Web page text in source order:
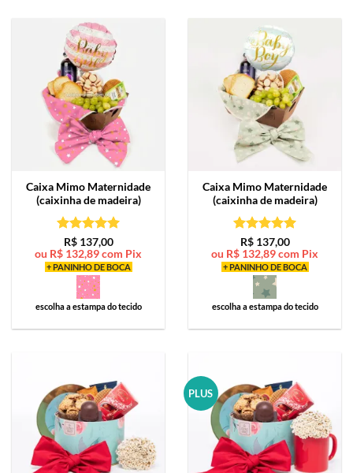
Caixa Mimo Maternidade
(caixinha de madeira)
Avaliação5
de 5
R$137,00
ou R$ 132,89com Pix
+ PANINHO DE BOCA
escolha a estampa do tecido
Caixa Mimo Maternidade
(caixinha de madeira)
Avaliação5
de 5
R$137,00
ou R$ 132,89com Pix
+ PANINHO DE BOCA
escolha a estampa do tecido
PLUS